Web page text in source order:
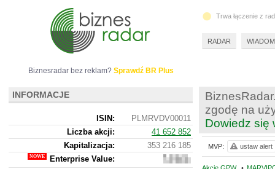
zgodę na
Dowiedz się
MVP: ustaw alert
Biznesradar bez reklam? Sprawdź BR Plus
INFORMACJE
ISIN:
PLMRVDV00011
Liczba akcji:
41 652 852
Kapitalizacja:
353 216 185
Enterprise Value:
628
Trwa łączenie z
RADAR